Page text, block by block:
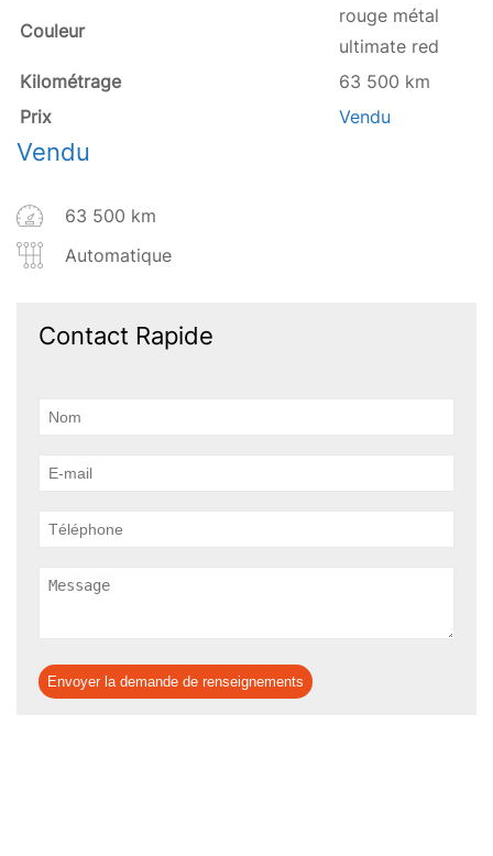
Couleur
rouge métal
ultimate red
Kilométrage
63 500 km
Prix
Vendu
Vendu
63 500 km
Automatique
Contact Rapide
Envoyer la demande de renseignements